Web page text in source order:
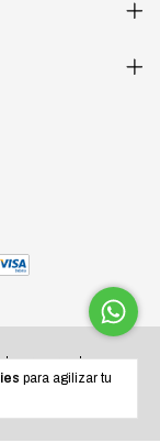
para agilizar tu
reservados.